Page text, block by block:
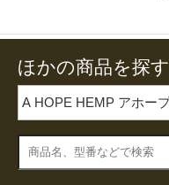
ほかの商品を探す